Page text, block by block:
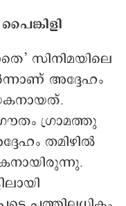
സിനിമയിലെ
അദ്ദേഹം
ഗ്രാമത്തു
തമിഴില്‍